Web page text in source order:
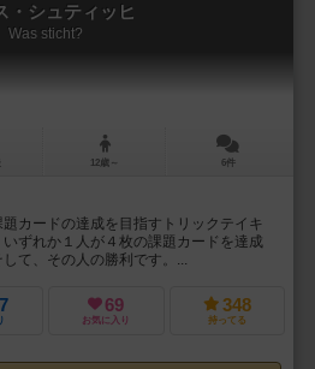
・シュティッヒ
Was sticht?
12歳～ 6件
カードの達成を目指すトリックテイキ
ずれか１人が４枚の課題カードを達成
て、その人の勝利です。...
69
お気に入り
348
持ってる